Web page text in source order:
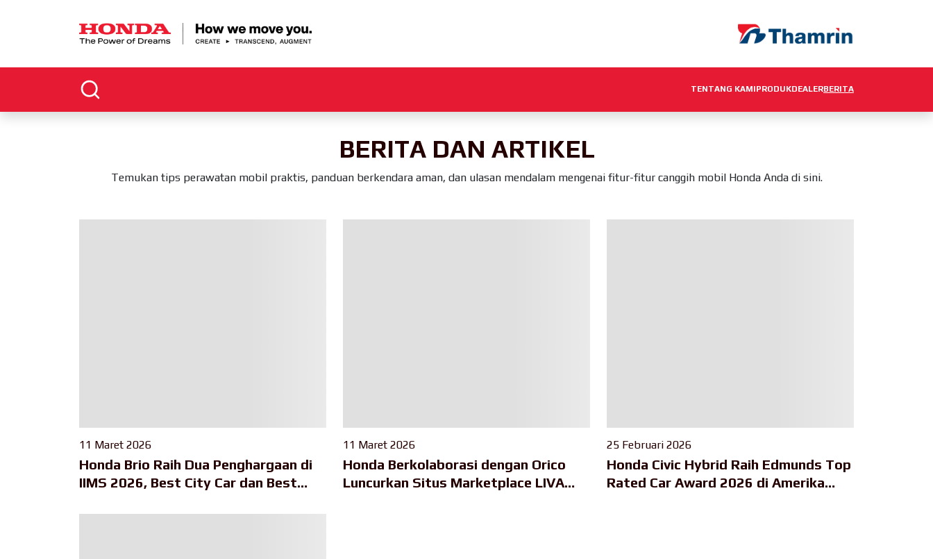
TENTANG KAMIPRODUKDEALERBERITA
BERITA DAN ARTIKEL
Temukan tips perawatan mobil praktis, panduan berkendara aman, dan ulasan mendalam mengenai fitur-fitur canggih mobil Honda Anda di sini.
11 Maret 2026
Honda Brio Raih Dua Penghargaan di
IIMS 2026, Best City Car dan Best
di Pasar Indonesia
11 Maret 2026
Honda Berkolaborasi dengan Orico
Luncurkan Situs Marketplace LIVA
25 Februari 2026
Honda Civic Hybrid Raih Edmunds Top
Rated Car Award 2026 di Amerika